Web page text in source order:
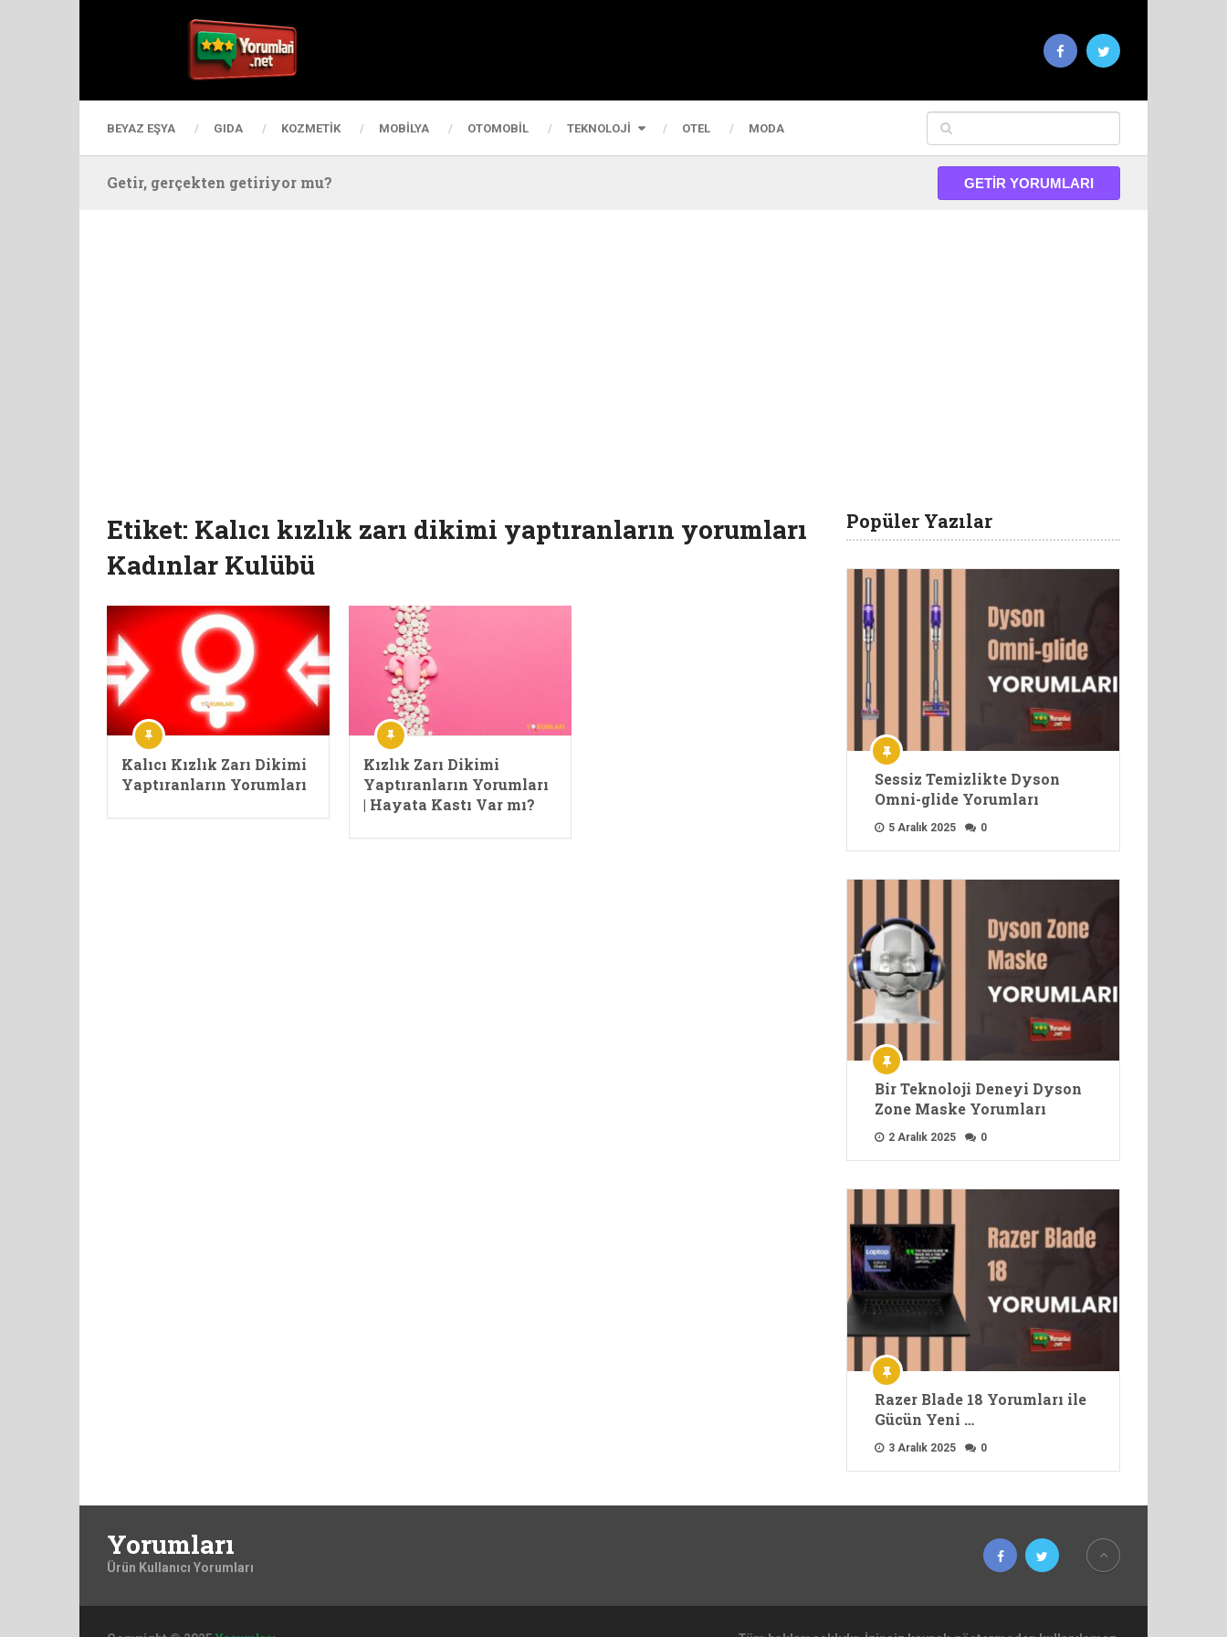
BEYAZ EŞYA GIDA KOZMETIK MOBILYA OTOMOBIL TEKNOLOJI OTEL MODA
Getir, gerçekten getiriyor mu? GETIR YORUMLARI
Etiket: Kalıcı kızlık zarı dikimi yaptıranların yorumları
Kadınlar Kulübü
Kalıcı Kızlık Zarı Dikimi
Yaptıranların Yorumları
Kızlık Zarı Dikimi
Yaptıranların Yorumları
| Hayata Kastı Var mı?
Popüler Yazılar
Sessiz Temizlikte Dyson
Omni-glide Yorumları
5 Aralık 2025 0
Bir Teknoloji Deneyi Dyson
Zone Maske Yorumları
2 Aralık 2025 0
Razer Blade 18 Yorumları ile
Gücün Yeni …
3 Aralık 2025 0
Yorumları
Ürün Kullanıcı Yorumları